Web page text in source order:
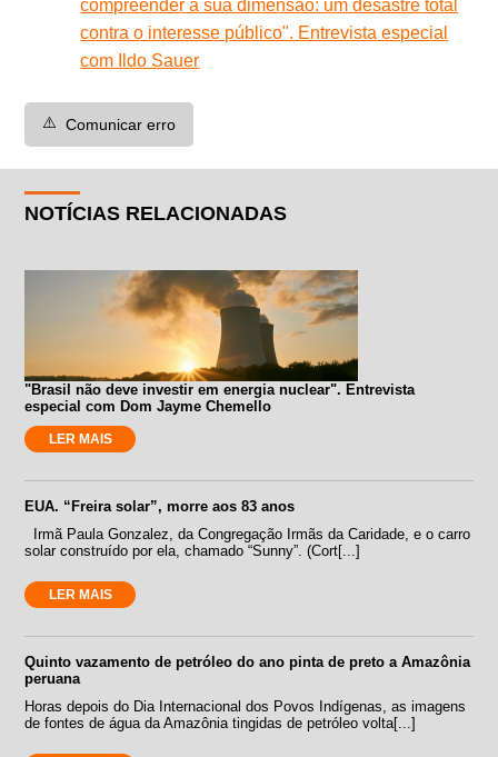
compreender a sua dimensão: um desastre total
contra o interesse público". Entrevista especial
com Ildo Sauer
⚠️ Comunicar erro
NOTÍCIAS RELACIONADAS
"Brasil não deve investir em energia nuclear". Entrevista
especial com Dom Jayme Chemello
LER MAIS
EUA. “Freira solar”, morre aos 83 anos
Irmã Paula Gonzalez, da Congregação Irmãs da Caridade, e o carro
solar construído por ela, chamado “Sunny”. (Cort[...]
LER MAIS
Quinto vazamento de petróleo do ano pinta de preto a Amazônia
peruana
Horas depois do Dia Internacional dos Povos Indígenas, as imagens
de fontes de água da Amazônia tingidas de petróleo volta[...]